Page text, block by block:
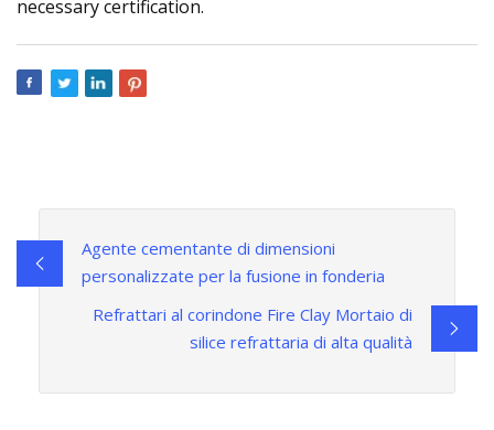
necessary certification.
Agente cementante di dimensioni
personalizzate per la fusione in fonderia
Refrattari al corindone Fire Clay Mortaio di
silice refrattaria di alta qualità